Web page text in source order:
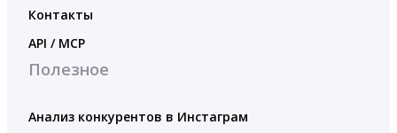
Контакты
API / MCP
Полезное
Анализ конкурентов в Инстаграм